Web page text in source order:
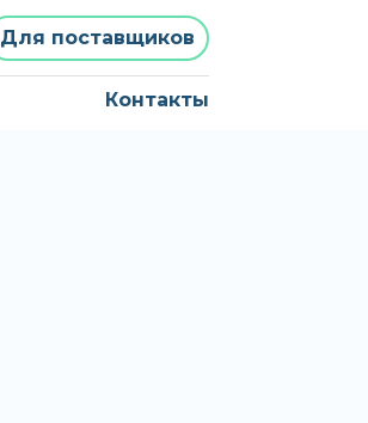
Для поставщиков
Контакты